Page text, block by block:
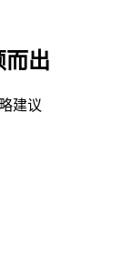
而出
建议